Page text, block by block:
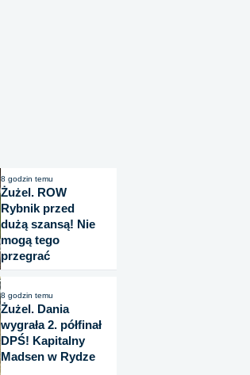
8 godzin temu
Żużel. ROW
Rybnik przed
dużą szansą! Nie
mogą tego
przegrać
8 godzin temu
Żużel. Dania
wygrała 2. półfinał
DPŚ! Kapitalny
Madsen w Rydze